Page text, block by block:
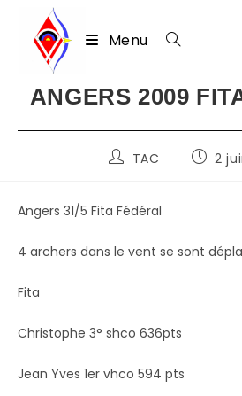
content
Menu
ANGERS 2009
Auteur/autrice
publication :
TAC 2
Angers 31/5 Fita Fédéral
4 archers dans le vent se sont
Fita
Christophe 3° shco 636pts
Jean Yves 1er vhco 594 pts